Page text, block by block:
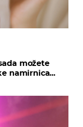
možete
namirnica...